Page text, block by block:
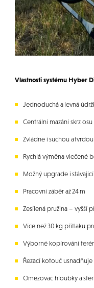
Vlastnosti systému Hyber
Jednoduchá a levná
Centrální mazání skrz osu
Zvládne i suchou a
Rychlá výměna vlečené
Možný upgrade i
Pracovní záběr až 24 m
Zesílená pružina – vyšší
Více než 30 kg přítlaku
Výborné kopírování
Řezací kotouč
Omezovač hloubky a